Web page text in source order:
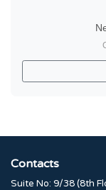
Contacts
Suite No: 9/38 (8th